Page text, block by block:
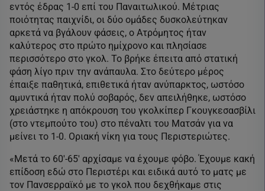
εντός έδρας 1-0 επί του Παναιτωλικού. Μέτριας
ποιότητας παιχνίδι, οι δύο ομάδες δυσκολεύτηκαν
αρκετά να βγάλουν φάσεις, ο Ατρόμητος ήταν
καλύτερος στο πρώτο ημίχρονο και πλησίασε
περισσότερο στο γκολ. Το βρήκε έπειτα από στατική
φάση λίγο πριν την ανάπαυλα. Στο δεύτερο μέρος
έπαιξε παθητικά, επιθετικά ήταν ανύπαρκτος, ωστόσο
αμυντικά ήταν πολύ σοβαρός, δεν απειλήθηκε, ωστόσο
χρειάστηκε η απόκρουση του γκολκίπερ Γκουγκεσασβίλι
(στο ντεμπούτο του) στο πέναλτι του Ματσάν για να
μείνει το 1-0. Οριακή νίκη για τους Περιστεριώτες.
«Μετά το 60′-65′ αρχίσαμε να έχουμε φόβο. Έχουμε κακή
επίδοση εδώ στο Περιστέρι και ειδικά αυτό το ματς με
τον Πανσερραϊκό με το γκολ που δεχθήκαμε στις